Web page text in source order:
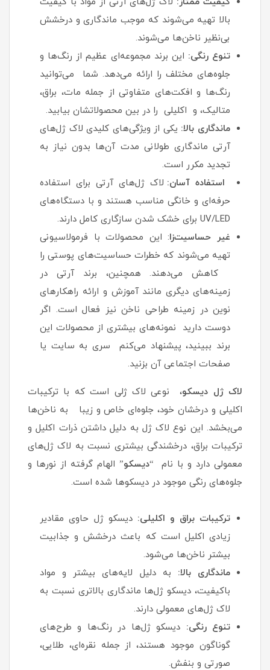
بالا تهیه می‌شوند که موجب ماندگاری و درخشش
بی‌نظیر ناخن‌ها می‌شوند.
تنوع رنگی: این برند مجموعه‌ای عظیم از رنگ‌ها و
جلوه‌های مختلف را ارائه می‌دهد. شما می‌توانید
رنگ‌ها و افکت‌های متفاوتی از جمله مات، براق،
متالیک، و اکلیلی را در بین محصولاتشان بیابید.
ماندگاری بالا: یکی از ویژگی‌های کلیدی لاک ژل‌های
آرتی ماندگاری طولانی مدت آن‌ها بدون نیاز به
تجدید مکرر است.
استفاده آسان: لاک ژل‌های آرتی برای استفاده
حرفه‌ای و خانگی مناسب هستند و با دستگاه‌های
UV/LED برای خشک شدن سازگاری کامل دارند.
غیر حساسیت‌زا: این محصولات با فرمولاسیونی
تهیه می‌شوند که خطرات حساسیت‌های پوستی را
کاهش می‌دهند. همچنین، برند آرتی در
زمینه‌های دیگری مانند آموزش و ارائه راهکارهای
نوین در زمینه طراحی ناخن نیز فعال است. اگر
دوست دارید نمونه‌های بیشتری از محصولات این
برند ببینید، پیشنهاد می‌کنم سری به سایت یا
صفحات اجتماعی آن بزنید.
لاک ژل دیسکو، نوعی لاک ژلی است که با ترکیبات
اکلیلی و درخشان خود، جلوه‌ای خاص و زیبا به ناخن‌ها
می‌بخشد. این نوع لاک ژل به دلیل داشتن ذرات اکلیل و
ترکیبات براق، درخشندگی بیشتری نسبت به لاک ژل‌های
معمولی دارد و با نام “دیسکو” الهام گرفته از نورها و
جلوه‌های رنگی موجود در دیسکوها شده است.
ترکیبات براق و اکلیلی: دیسکو ژل حاوی مقادیر
زیادی اکلیل است که باعث درخشش و جذابیت
بیشتر ناخن‌ها می‌شود.
ماندگاری بالا: به دلیل لایه‌های بیشتر و مواد
باکیفیت، دیسکو ژل‌ها ماندگاری بالاتری نسبت به
لاک ژل‌های معمولی دارند.
تنوع رنگی: دیسکو ژل‌ها در رنگ‌ها و طرح‌های
گوناگون موجود هستند، از جمله نقره‌ای، طلایی،
صورتی و بنفش.